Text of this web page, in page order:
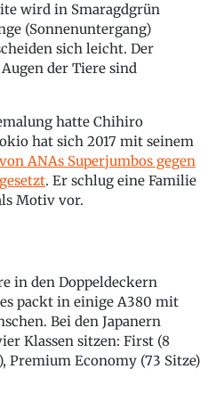
wird in Smaragdgrün
(Sonnenuntergang)
sich leicht. Der
der Tiere sind
hatte Chihiro
hat sich 2017 mit seinem
ANAs Superjumbos gegen
. Er schlug eine Familie
Motiv vor.
in den Doppeldeckern
packt in einige A380 mit
Bei den Japanern
Klassen sitzen: First (8
Premium Economy (73 Sitze)